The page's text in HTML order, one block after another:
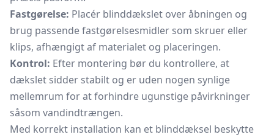
Fastgørelse: Placér blinddækslet over åbningen og
brug passende fastgørelsesmidler som skruer eller
klips, afhængigt af materialet og placeringen.
Kontrol: Efter montering bør du kontrollere, at
dækslet sidder stabilt og er uden nogen synlige
mellemrum for at forhindre ugunstige påvirkninger
såsom vandindtrængen.
Med korrekt installation kan et blinddæksel beskytte